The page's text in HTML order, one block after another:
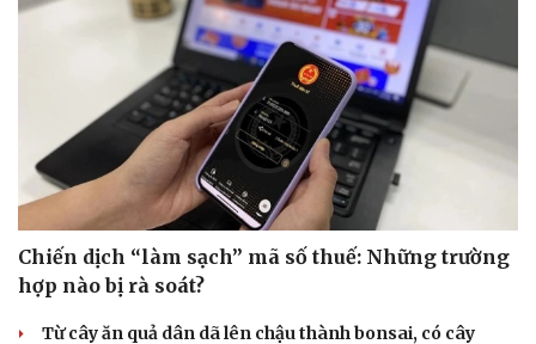
Chiến dịch “làm sạch” mã số thuế: Những trường
hợp nào bị rà soát?
Từ cây ăn quả dân dã lên chậu thành bonsai, có cây